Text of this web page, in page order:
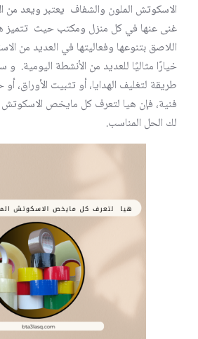
الاسكوتش الملون والشفاف يعتبر ويعد من
غنى عنها في كل منزل ومكتب حيث تتميز
اللاصق بتنوعها وفعاليتها في العديد من
خيارًا مثاليًا للعديد من الأنشطة
طريقة لتغليف الهدايا، أو تثبيت الأوراق،
لك الحل المناسب.